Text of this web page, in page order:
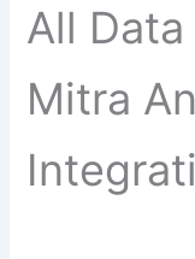
All Data
Mitra